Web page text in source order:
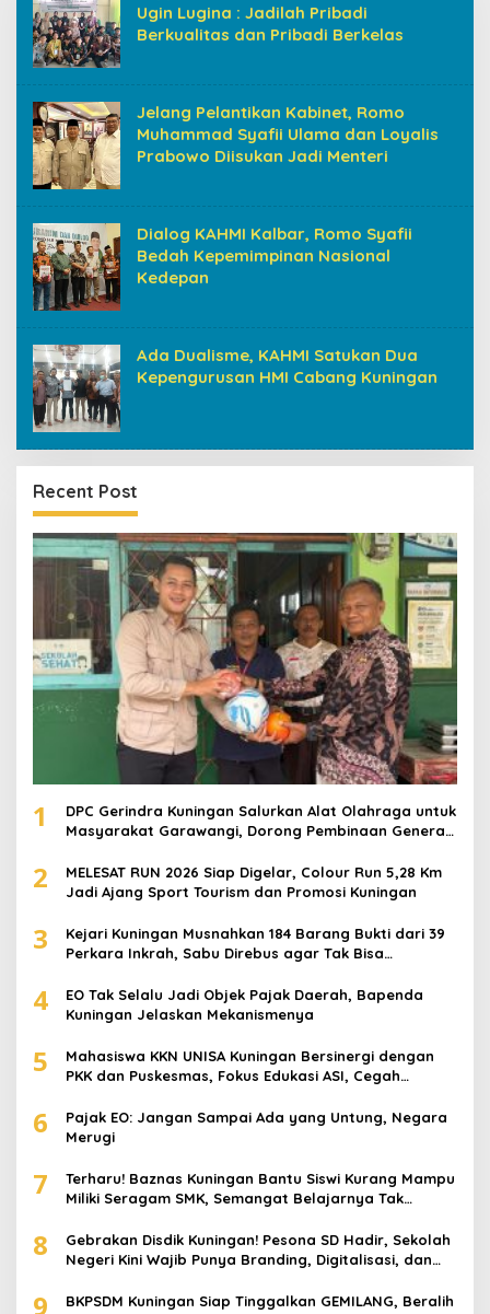
Ugin Lugina : Jadilah Pribadi
Berkualitas dan Pribadi Berkelas
Jelang Pelantikan Kabinet, Romo
Muhammad Syafii Ulama dan Loyalis
Prabowo Diisukan Jadi Menteri
Dialog KAHMI Kalbar, Romo Syafii
Bedah Kepemimpinan Nasional
Kedepan
Ada Dualisme, KAHMI Satukan Dua
Kepengurusan HMI Cabang Kuningan
Recent Post
1
DPC Gerindra Kuningan Salurkan Alat Olahraga untuk
Masyarakat Garawangi, Dorong Pembinaan Generasi
2
MELESAT RUN 2026 Siap Digelar, Colour Run 5,28 Km
Jadi Ajang Sport Tourism dan Promosi Kuningan
3
Kejari Kuningan Musnahkan 184 Barang Bukti dari 39
Perkara Inkrah, Sabu Direbus agar Tak Bisa
4
EO Tak Selalu Jadi Objek Pajak Daerah, Bapenda
Kuningan Jelaskan Mekanismenya
5
Mahasiswa KKN UNISA Kuningan Bersinergi dengan
PKK dan Puskesmas, Fokus Edukasi ASI, Cegah
6
Pajak EO: Jangan Sampai Ada yang Untung, Negara
Merugi
7
Terharu! Baznas Kuningan Bantu Siswi Kurang Mampu
Miliki Seragam SMK, Semangat Belajarnya Tak
8
Gebrakan Disdik Kuningan! Pesona SD Hadir, Sekolah
Negeri Kini Wajib Punya Branding, Digitalisasi, dan
9
BKPSDM Kuningan Siap Tinggalkan GEMILANG, Beralih